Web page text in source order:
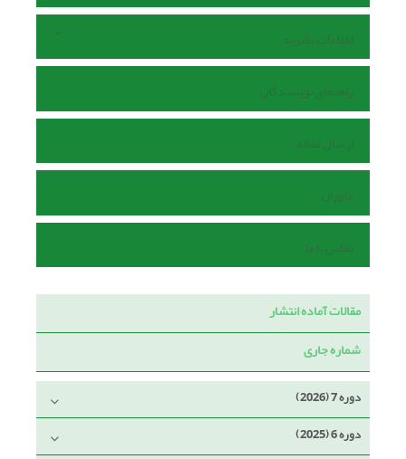
اطلاعات نشریه
راهنمای نویسندگان
ارسال مقاله
داوران
تماس با ما
مقالات آماده انتشار
شماره جاری
دوره 7 (2026)
دوره 6 (2025)